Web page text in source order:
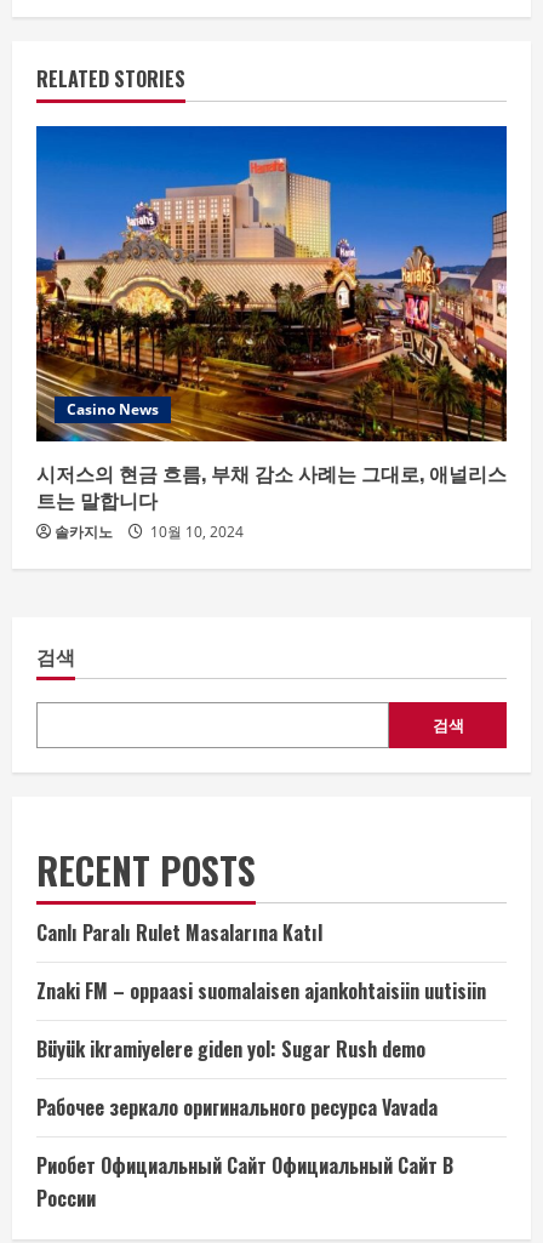
RELATED STORIES
Casino News
시저스의 현금 흐름, 부채 감소 사례는 그대로, 애널리스
트는 말합니다
솔카지노 10월 10, 2024
검색
검색
RECENT POSTS
Canlı Paralı Rulet Masalarına Katıl
Znaki FM – oppaasi suomalaisen ajankohtaisiin uutisiin
Büyük ikramiyelere giden yol: Sugar Rush demo
Рабочее зеркало оригинального ресурса Vavada
Риобет Официальный Сайт Официальный Сайт В
России